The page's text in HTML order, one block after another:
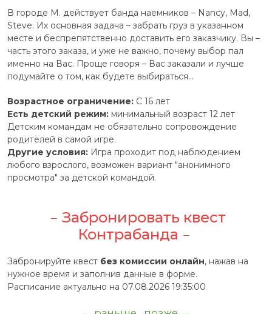
В городе М. действует банда наемников – Nancy, Mad,
Steve. Их основная задача – забрать груз в указанном
месте и беспрепятственно доставить его заказчику. Вы –
часть этого заказа, и уже не важно, почему выбор пал
именно на Вас. Проще говоря – Вас заказали и лучше
подумайте о том, как будете выбираться…
Возрастное ограничение: С 16 лет
Есть детский режим: минимальный возраст 12 лет
Детским командам не обязательно сопровождение
родителей в самой игре.
Другие условия: Игра проходит под наблюдением
любого взрослого, возможен вариант "анонимного
просмотра" за детской командой.
Забронировать квест
Контрабанда
Забронируйте квест без комиссии онлайн, нажав на
нужное время и заполнив данные в форме.
Расписание актуально на 07.08.2026 19:35:00